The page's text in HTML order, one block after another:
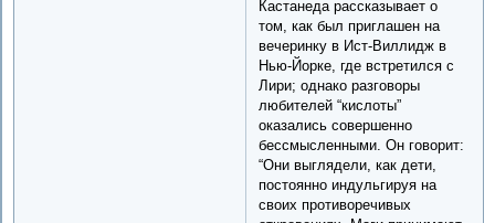
Кастанеда рассказывает о
том, как был приглашен на
вечеринку в Ист-Виллидж в
Нью-Йорке, где встретился с
Лири; однако разговоры
любителей “кислоты”
оказались совершенно
бессмысленными. Он говорит:
“Они выглядели, как дети,
постоянно индульгируя на
своих противоречивых